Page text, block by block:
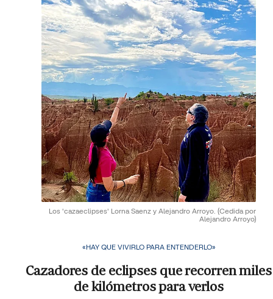
Los 'cazaeclipses' Lorna Saenz y Alejandro Arroyo. (Cedida por
Alejandro Arroyo)
«HAY QUE VIVIRLO PARA ENTENDERLO»
Cazadores de eclipses que recorren miles
de kilómetros para verlos